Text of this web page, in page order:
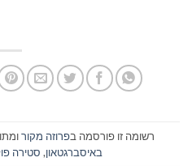
רשומה זו פורסמה בפרוזה מקור
באיסברגטאון, סטירה